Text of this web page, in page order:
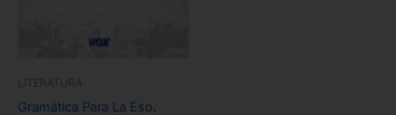
LITERATURA
Gramática Para La Eso.